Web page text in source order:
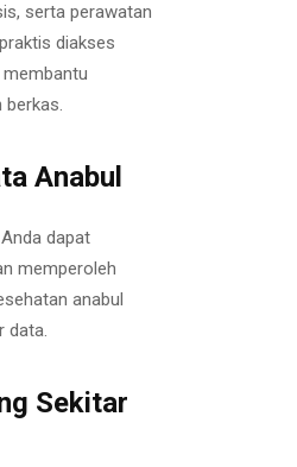
serta perawatan
diakses
berkas.
Anabul
dapat
memperoleh
anabul
data.
Sekitar